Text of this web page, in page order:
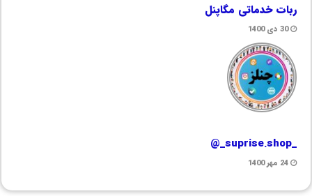
ربات خدماتی مگاپنل
30 دی 1400
_suprise.shop_@
24 مهر 1400